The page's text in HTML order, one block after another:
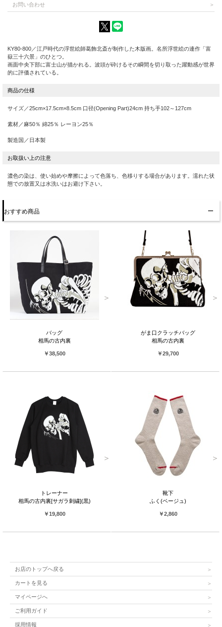
お問い合わせ
KY80-800／江戸時代の浮世絵師葛飾北斎が制作した木版画。名所浮世絵の連作「富
嶽三十六景」のひとつ。
画面中央下部に富士山が描かれる。波頭が砕けるその瞬間を切り取った躍動感が世界
的に評価されている。
サイズ／25cm×17.5cm×8.5cm 口径(Opening Part)24cm 持ち手102～127cm
素材／麻50％ 綿25％ レーヨン25％
製造国／日本製
濃色の染は、使い始めや摩擦によって色落ち、色移りする場合があります。濡れた状
態での放置又は水洗いはお避け下さい。
おすすめ商品
バッグ
相馬の古内裏
￥38,500
がま口クラッチバッグ
相馬の古内裏
￥29,700
トレーナー
相馬の古内裏[サガラ刺繍](黒)
￥19,800
靴下
ふく(ベージュ)
￥2,860
お店のトップへ戻る
カートを見る
マイページへ
ご利用ガイド
採用情報